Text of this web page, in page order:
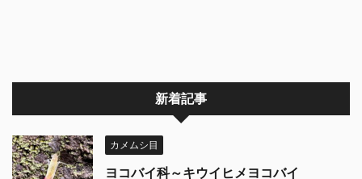
新着記事
カメムシ目
ヨコバイ科～キウイヒメヨコバイ